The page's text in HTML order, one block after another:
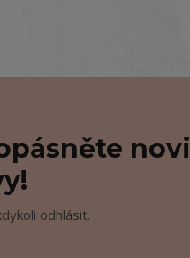
odhlásit.